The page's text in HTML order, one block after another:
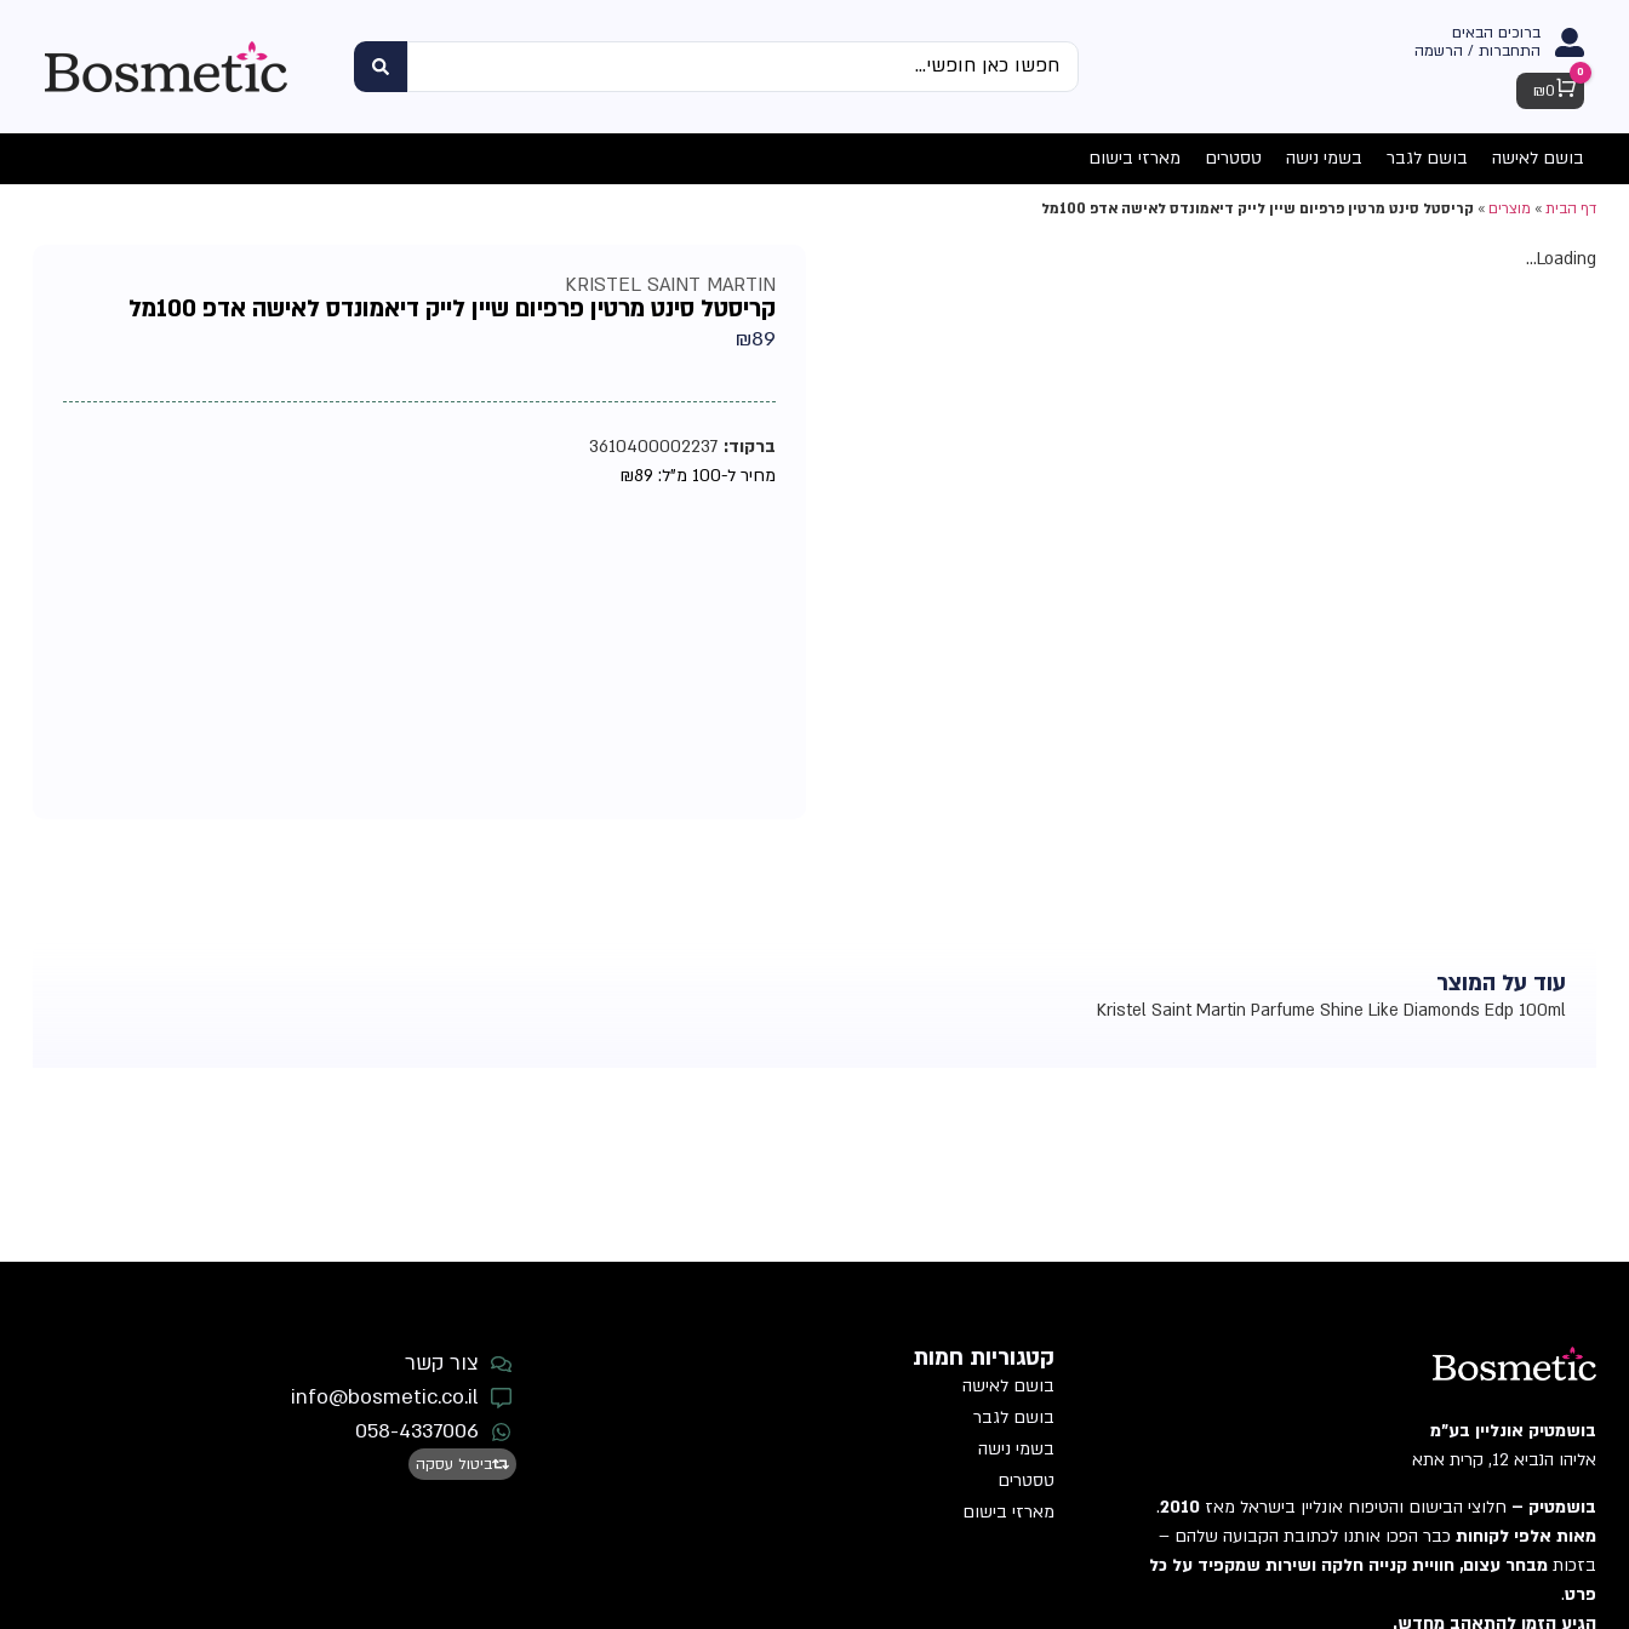
ברוכים הבאים
התחברות / הרשמה
Cart
0
₪0
בושם לאישה בושם לגבר בשמי נישה טסטרים מארזי בישום
דף הבית» מוצרים» קריסטל סינט מרטין פרפיום שיין לייק דיאמונדס לאישה אדפ 100מל
Loading...
KRISTEL SAINT MARTIN
קריסטל סינט מרטין פרפיום שיין לייק דיאמונדס לאישה אדפ 100מל
₪89
ברקוד:
מחיר ל-100 מ"ל:
₪89
עוד על המוצר
Kristel Saint Martin Parfume Shine Like Diamonds Edp 100ml
בושמטיק אונליין בע"מ
אליהו הנביא 12, קרית אתא
בושמטיק – חלוצי הבישום והטיפוח אונליין בישראל מאז 2010
.
מאות אלפי לקוחות כבר הפכו אותנו לכתובת הקבועה שלהם –
בזכות מבחר עצום, חוויית קנייה חלקה ושירות שמקפיד על כל
פרט.
הגיע הזמן להתאהב מחדש.
קטגוריות חמות
בושם לאישה
בושם לגבר
בשמי נישה
טסטרים
מארזי בישום
צור קשר
info@bosmetic.co.il
058-4337006
ביטול עסקה